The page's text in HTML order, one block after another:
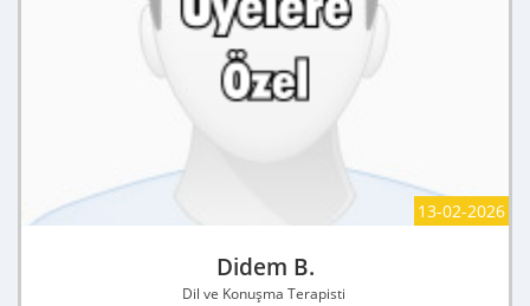
13-02-2026
Didem B.
Dil ve Konuşma Terapisti